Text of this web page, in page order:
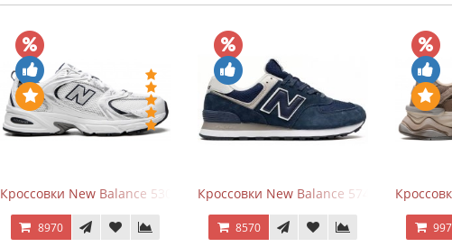
Кроссовки New Balance 530 White Silver Navy
8970
Кроссовки New Balance 574 Navy Blue
8570